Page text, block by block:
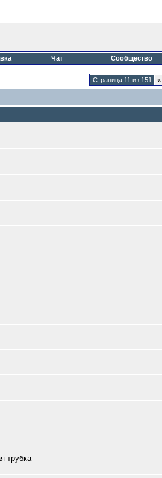
Чат Сообщество
Страница 11 из 151 «
трубка